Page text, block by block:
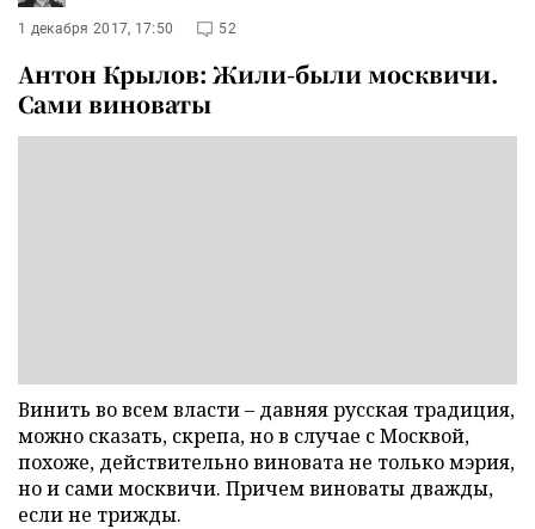
1 декабря 2017, 17:50 52
Антон Крылов: Жили-были москвичи.
Сами виноваты
Винить во всем власти – давняя русская традиция,
можно сказать, скрепа, но в случае с Москвой,
похоже, действительно виновата не только мэрия,
но и сами москвичи. Причем виноваты дважды,
если не трижды.